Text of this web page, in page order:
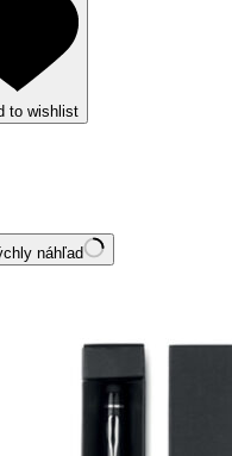
to wishlist
náhľad